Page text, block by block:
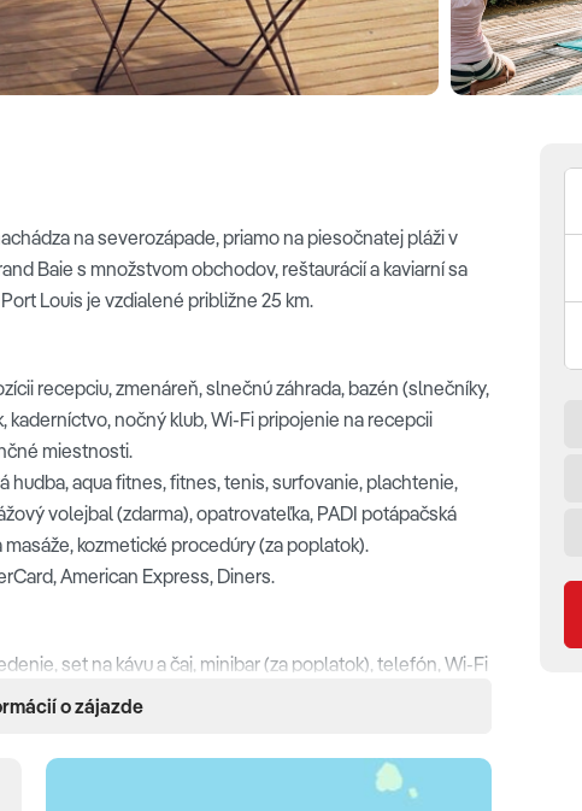
na severozápade, priamo na piesočnatej pláži v
Baie s množstvom obchodov, reštaurácií a kaviarní sa
Louis je vzdialené približne 25 km.
recepciu, zmenáreň, slnečnú záhrada, bazén (slnečníky,
kaderníctvo, nočný klub, Wi-Fi pripojenie na recepcii
miestnosti.
hudba, aqua fitnes, fitnes, tenis, surfovanie, plachtenie,
volejbal (zdarma), opatrovateľka, PADI potápačská
kozmetické procedúry (za poplatok).
American Express, Diners.
set na kávu a čaj, minibar (za poplatok), telefón, Wi-Fi
kút, sušič na vlasy, balkón s posedením.
navyše rodinná izba, výhľad do záhrady, samostatná
o zájazde